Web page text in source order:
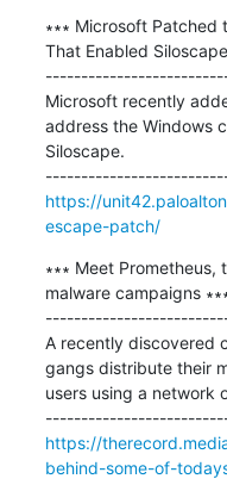
∗∗∗ Microsoft Patched
That Enabled
Microsoft recently
address the Windows
Siloscape.
https://
escape-patch/
∗∗∗ Meet Prometheus,
malware campaigns
A recently discovered
gangs distribute their
users using a network
https://
behind-some-of-